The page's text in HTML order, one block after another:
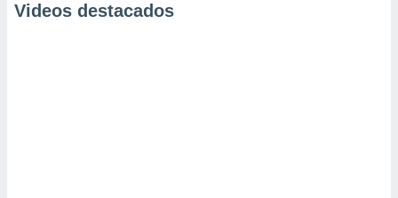
Videos destacados